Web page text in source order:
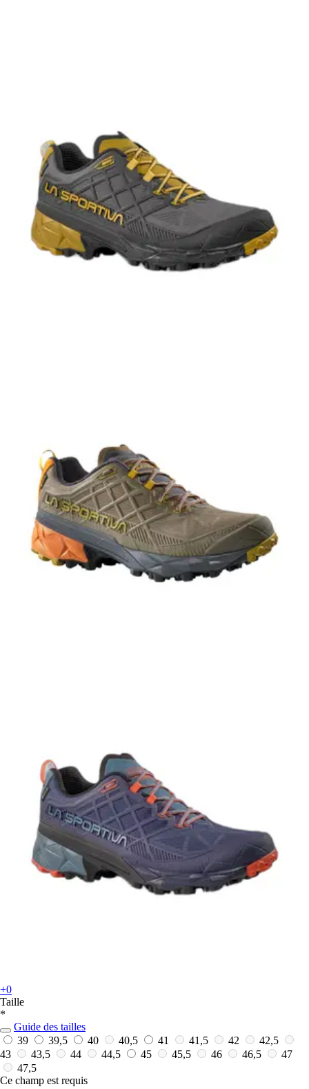
+0
Taille
*
Guide des tailles
39
39,5 40 40,5 41 41,5 42
42,5
43
43,5 44 44,5 45 45,5 46 46,5
47
47,5
Ce champ est requis